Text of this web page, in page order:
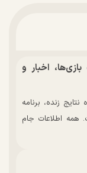
برنامه بازی‌ها، اخبار و
جهانی 2026 به همراه نتایج زنده، برنامه
همه اطلاعات جام